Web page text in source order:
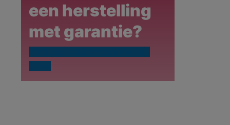
een herstelling
met garantie?